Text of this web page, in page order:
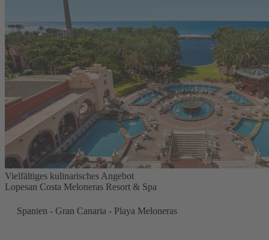
Vielfältiges kulinarisches Angebot
Lopesan Costa Meloneras Resort & Spa
Spanien - Gran Canaria - Playa Meloneras